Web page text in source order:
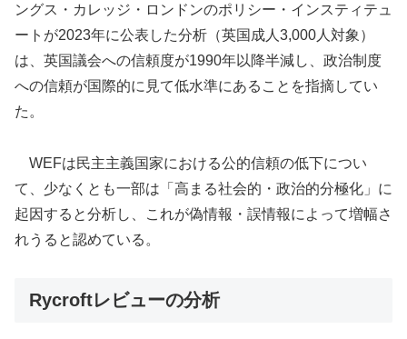
ングス・カレッジ・ロンドンのポリシー・インスティテュ
ートが2023年に公表した分析（英国成人3,000人対象）
は、英国議会への信頼度が1990年以降半減し、政治制度
への信頼が国際的に見て低水準にあることを指摘してい
た。
WEFは民主主義国家における公的信頼の低下につい
て、少なくとも一部は「高まる社会的・政治的分極化」に
起因すると分析し、これが偽情報・誤情報によって増幅さ
れうると認めている。
Rycroftレビューの分析